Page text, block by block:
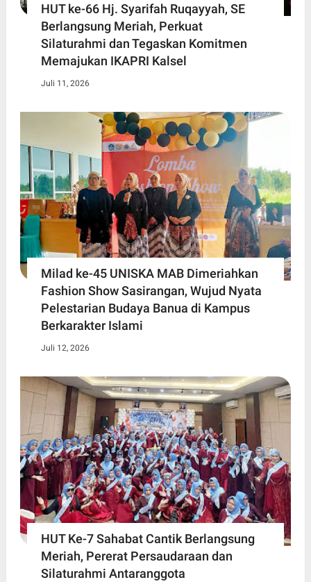
HUT ke-66 Hj. Syarifah Ruqayyah, SE
Berlangsung Meriah, Perkuat
Silaturahmi dan Tegaskan Komitmen
Memajukan IKAPRI Kalsel
Juli 11, 2026
Milad ke-45 UNISKA MAB Dimeriahkan
Fashion Show Sasirangan, Wujud Nyata
Pelestarian Budaya Banua di Kampus
Berkarakter Islami
Juli 12, 2026
HUT Ke-7 Sahabat Cantik Berlangsung
Meriah, Pererat Persaudaraan dan
Silaturahmi Antaranggota